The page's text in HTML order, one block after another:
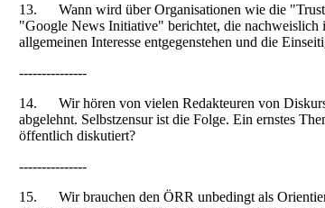
13. Wann wird über Organisationen wie die
"Google News Initiative" berichtet, die nachweislich
allgemeinen Interesse entgegenstehen und die
---------------
14. Wir hören von vielen Redakteuren von
abgelehnt. Selbstzensur ist die Folge. Ein ernstes
öffentlich diskutiert?
---------------
15. Wir brauchen den ÖRR unbedingt als